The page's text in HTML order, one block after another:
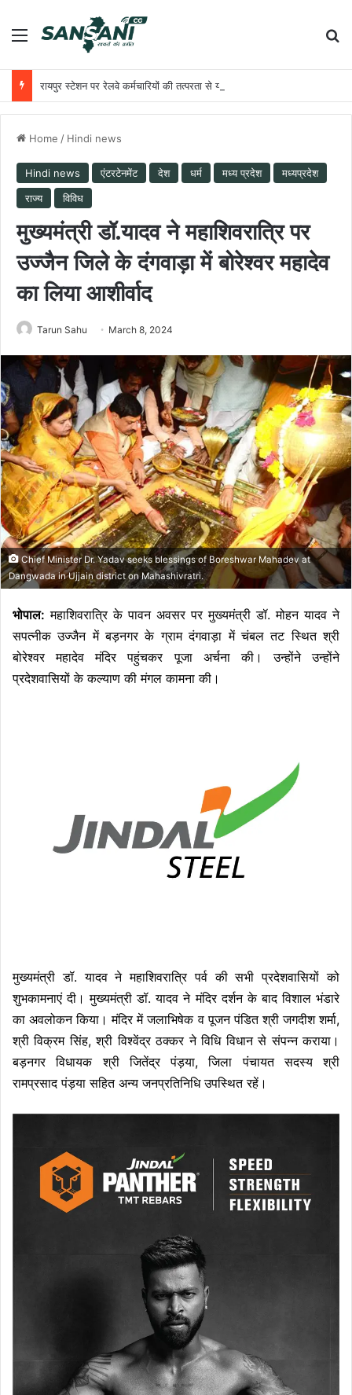
Menu
Home / Hindi news
Hindi news एंटरटेनमेंट देश धर्म मध्य प्रदेश
मध्यप्रदेश
राज्य
विविध
मुख्यमंत्री डॉ.यादव ने महाशिवरात्रि पर
उज्जैन जिले के दंगवाड़ा में बोरेश्वर महादेव
का लिया आशीर्वाद
Tarun Sahu March 8, 2024
Chief Minister Dr. Yadav seeks blessings of Boreshwar Mahadev at
Dangwada in Ujjain district on Mahashivratri.
भोपाल: महाशिवरात्रि के पावन अवसर पर मुख्यमंत्री डॉ. मोहन यादव ने
सपत्नीक उज्जैन में बड़नगर के ग्राम दंगवाड़ा में चंबल तट स्थित श्री
बोरेश्वर महादेव मंदिर पहुंचकर पूजा अर्चना की। उन्होंने उन्होंने
प्रदेशवासियों के कल्याण की मंगल कामना की।
मुख्यमंत्री डॉ. यादव ने महाशिवरात्रि पर्व की सभी प्रदेशवासियों को
शुभकामनाएं दी। मुख्यमंत्री डॉ. यादव ने मंदिर दर्शन के बाद विशाल भंडारे
का अवलोकन किया। मंदिर में जलाभिषेक व पूजन पंडित श्री जगदीश शर्मा,
श्री विक्रम सिंह, श्री विश्वेंद्र ठक्कर ने विधि विधान से संपन्न कराया।
बड़नगर विधायक श्री जितेंद्र पंड़या, जिला पंचायत सदस्य श्री
रामप्रसाद पंड़या सहित अन्य जनप्रतिनिधि उपस्थित रहें।